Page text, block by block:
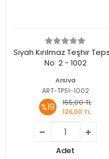
Siyah Kırılmaz Teşhir
No: 2 - 1002
Arsiva
ART-TPSI-1002
%19
155,00 TL
126,00 TL
Adet